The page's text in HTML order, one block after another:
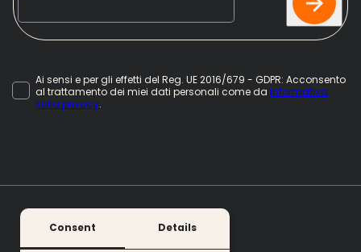
Consent Details
Ai sensi e per gli effetti del Reg. UE 2016/679 - GDPR: Acconsento
al trattamento dei miei dati personali come da informativa
sulla privacy.